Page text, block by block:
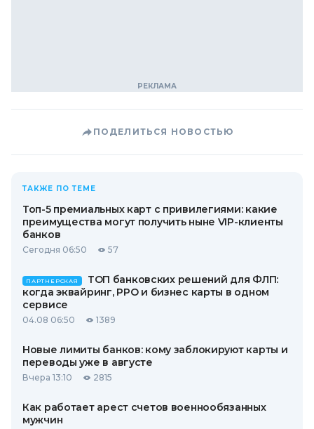
ПОДЕЛИТЬСЯ НОВОСТЬЮ
ТАКЖЕ ПО ТЕМЕ
Топ-5 премиальных карт с привилегиями: какие
преимущества могут получить ныне VIP-клиенты
банков
Сегодня 06:50 57
ПАРТНЕРСКАЯ
ТОП банковских решений для ФЛП:
когда эквайринг, РРО и бизнес карты в одном
сервисе
04.08 06:50 1389
Новые лимиты банков: кому заблокируют карты и
переводы уже в августе
Вчера 13:10 2815
Как работает арест счетов военнообязанных
мужчин